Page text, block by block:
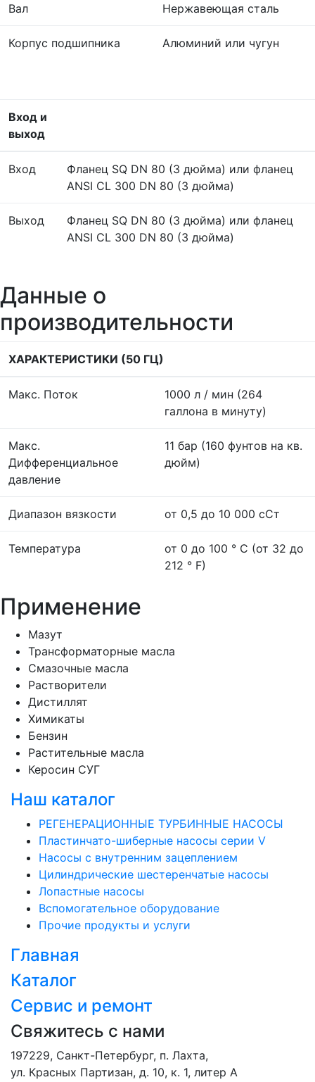
Вал Нержавеющая сталь
Корпус подшипника Алюминий или чугун
Вход и
выход
Вход
Фланец SQ DN 80 (3 дюйма) или фланец
ANSI CL 300 DN 80 (3 дюйма)
Выход
Фланец SQ DN 80 (3 дюйма) или фланец
ANSI CL 300 DN 80 (3 дюйма)
Данные о
производительности
ХАРАКТЕРИСТИКИ (50 ГЦ)
Макс. Поток
1000 л / мин (264
галлона в минуту)
Макс.
Дифференциальное
давление
11 бар (160 фунтов на кв.
дюйм)
Диапазон вязкости от 0,5 до 10 000 сСт
Температура
от 0 до 100 ° C (от 32 до
212 ° F)
Применение
Мазут
Трансформаторные масла
Смазочные масла
Растворители
Дистиллят
Химикаты
Бензин
Растительные масла
Керосин СУГ
Наш каталог
РЕГЕНЕРАЦИОННЫЕ ТУРБИННЫЕ НАСОСЫ
Пластинчато-шиберные насосы серии V
Насосы с внутренним зацеплением
Цилиндрические шестеренчатые насосы
Лопастные насосы
Вспомогательное оборудование
Прочие продукты и услуги
Главная
Каталог
Сервис и ремонт
Свяжитесь с нами
197229, Санкт-Петербург, п. Лахта,
ул. Красных Партизан, д. 10, к. 1, литер А